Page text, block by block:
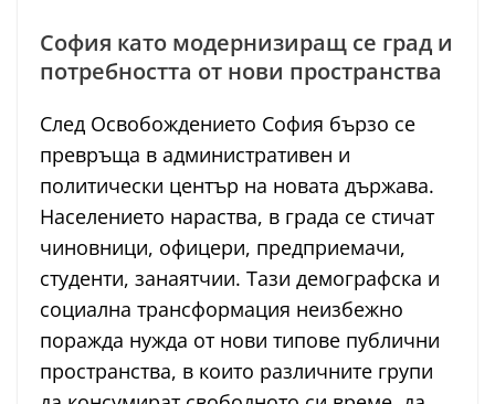
София като модернизиращ се град и
потребността от нови пространства
След Освобождението София бързо се
превръща в административен и
политически център на новата държава.
Населението нараства, в града се стичат
чиновници, офицери, предприемачи,
студенти, занаятчии. Тази демографска и
социална трансформация неизбежно
поражда нужда от нови типове публични
пространства, в които различните групи